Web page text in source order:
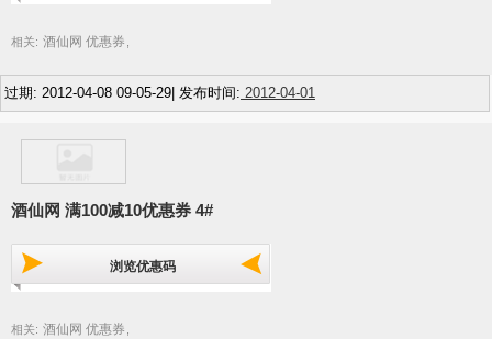
相关: 酒仙网 优惠券
过期: 2012-04-08 09-05-29| 发布时间: 2012-04-01
酒仙网 满100减10优惠券 4#
浏览优惠码
相关: 酒仙网 优惠券